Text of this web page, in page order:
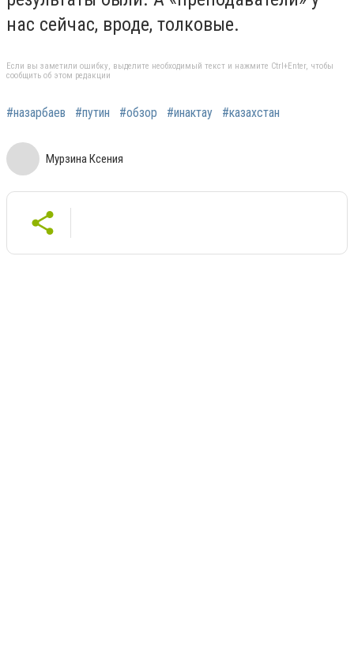
нас сейчас, вроде, толковые.
Если вы заметили ошибку, выделите необходимый текст и нажмите Ctrl+Enter, чтобы
сообщить об этом редакции
#назарбаев #путин #обзор #инактау #казахстан
Мурзина Ксения